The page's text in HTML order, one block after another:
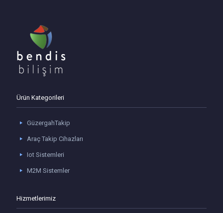
Ürün Kategorileri
GüzergahTakip
Araç Takip Cihazları
Iot Sistemleri
M2M Sistemler
Hizmetlerimiz